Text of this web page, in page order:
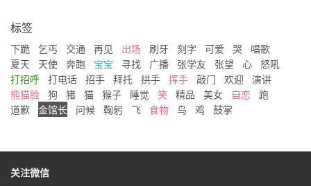
标签
下跪 乞丐 交通 再见 出场 刷牙 刻字 可爱 哭
唱歌
夏天
天使 奔跑 宝宝 寻找 广播 张学友 张望 心 怒吼
打招呼 打电话 招手 拜托 拱手 挥手 敲门 欢迎
演讲
熊猫脸 狗 猪 猫 猴子 睡觉 笑 精品 美女 自恋
跑
道歉 金馆长 问候 鞠躬 飞 食物 鸟 鸡 鼓掌
关注微信